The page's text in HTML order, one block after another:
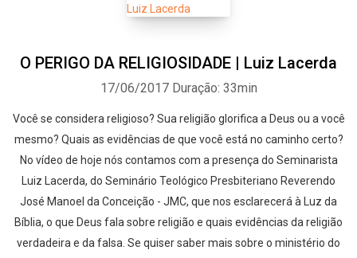
O PERIGO DA RELIGIOSIDADE | Luiz Lacerda
17/06/2017 Duração: 33min
Você se considera religioso? Sua religião glorifica a Deus ou a você
mesmo? Quais as evidências de que você está no caminho certo?
No vídeo de hoje nós contamos com a presença do Seminarista
Luiz Lacerda, do Seminário Teológico Presbiteriano Reverendo
José Manoel da Conceição - JMC, que nos esclarecerá à Luz da
Bíblia, o que Deus fala sobre religião e quais evidências da religião
verdadeira e da falsa. Se quiser saber mais sobre o ministério do